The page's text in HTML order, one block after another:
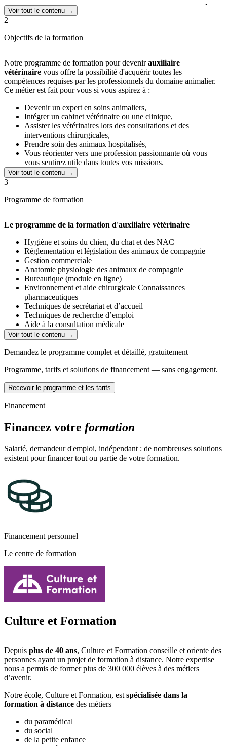
Notre enseignement est rigoureusement soumis au
contrôle
pédagogique de l'État,
La flexibilité est au cœur de notre approche, vous permettant
Les cours sont accessibles àtout momentet depuis n'importe
quel appareil (ordinateur, tablette, smartphone), vous offrant
une grande autonomie pour votre apprentissage, où que vous
soyez.
par votre pôle pédagogique et vos professeurs tout au long de
votre formation.
Voir tout le contenu →
2
Objectifs de la formation
Notre programme de formation pour devenirauxiliaire
vétérinaire vous offre la possibilité d'acquérir toutes les
compétences requises par les professionnels du domaine animalier.
Ce métier est fait pour vous si vous aspirez à :
Devenir un expert en soins animaliers,
Intégrer un cabinet vétérinaire ou une clinique,
Assister les vétérinaires lors des consultations et des
interventions chirurgicales,
Prendre soin des animaux hospitalisés,
Vous réorienter vers une profession passionnante où vous
vous sentirez utile dans toutes vos missions.
Voir tout le contenu →
3
Programme de formation
Le programme de la formation d'auxiliaire vétérinaire
Hygiène et soins du chien, du chat et des NAC
Réglementation et législation des animaux de compagnie
Gestion commerciale
Anatomie physiologie des animaux de compagnie
Bureautique (module en ligne)
Environnement et aide chirurgicale Connaissances
pharmaceutiques
Techniques de secrétariat et d’accueil
Techniques de recherche d’emploi
Aide à la consultation médicale
Pathologie et parasitologie des animaux de compagnies
Techniques de secrétariat et d’accueil
Ethologie
Comptabilité
Voir tout le contenu →
Demandez le programme complet et détaillé, gratuitement
Programme, tarifs et solutions de financement — sans engagement.
Recevoir le programme et les tarifs
Financement
Financez votre formation
Salarié, demandeur d'emploi, indépendant : de nombreuses solutions
existent pour financer tout ou partie de votre formation.
Financement personnel
Le centre de formation
Culture et Formation
Depuis plus de 40 ans, Culture et Formation conseille et oriente des
personnes ayant un projet de formation à distance. Notre expertise
nous a permis de former plus de 300 000 élèves à des métiers
d’avenir.
Notre école, Culture et Formation, est spécialisée dans la
formation à distance des métiers
du paramédical
du social
de la petite enfance